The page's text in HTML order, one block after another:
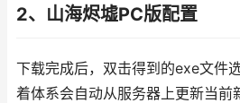
2、山海烬墟PC版配置
下载完成后，双击得到的exe文件
着体系会自动从服务器上更新当前